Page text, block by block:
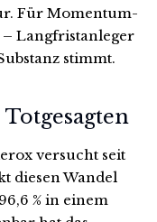
Für Momentum-
Langfristanleger
stimmt.
versucht seit
diesen Wandel
% in einem